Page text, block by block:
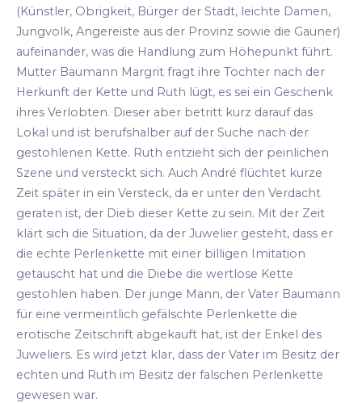
(Künstler, Obrigkeit, Bürger der Stadt, leichte Damen,
Jungvolk, Angereiste aus der Provinz sowie die Gauner)
aufeinander, was die Handlung zum Höhepunkt führt.
Mutter Baumann Margrit fragt ihre Tochter nach der
Herkunft der Kette und Ruth lügt, es sei ein Geschenk
ihres Verlobten. Dieser aber betritt kurz darauf das
Lokal und ist berufshalber auf der Suche nach der
gestohlenen Kette. Ruth entzieht sich der peinlichen
Szene und versteckt sich. Auch André flüchtet kurze
Zeit später in ein Versteck, da er unter den Verdacht
geraten ist, der Dieb dieser Kette zu sein. Mit der Zeit
klärt sich die Situation, da der Juwelier gesteht, dass er
die echte Perlenkette mit einer billigen Imitation
getauscht hat und die Diebe die wertlose Kette
gestohlen haben. Der junge Mann, der Vater Baumann
für eine vermeintlich gefälschte Perlenkette die
erotische Zeitschrift abgekauft hat, ist der Enkel des
Juweliers. Es wird jetzt klar, dass der Vater im Besitz der
echten und Ruth im Besitz der falschen Perlenkette
gewesen war.